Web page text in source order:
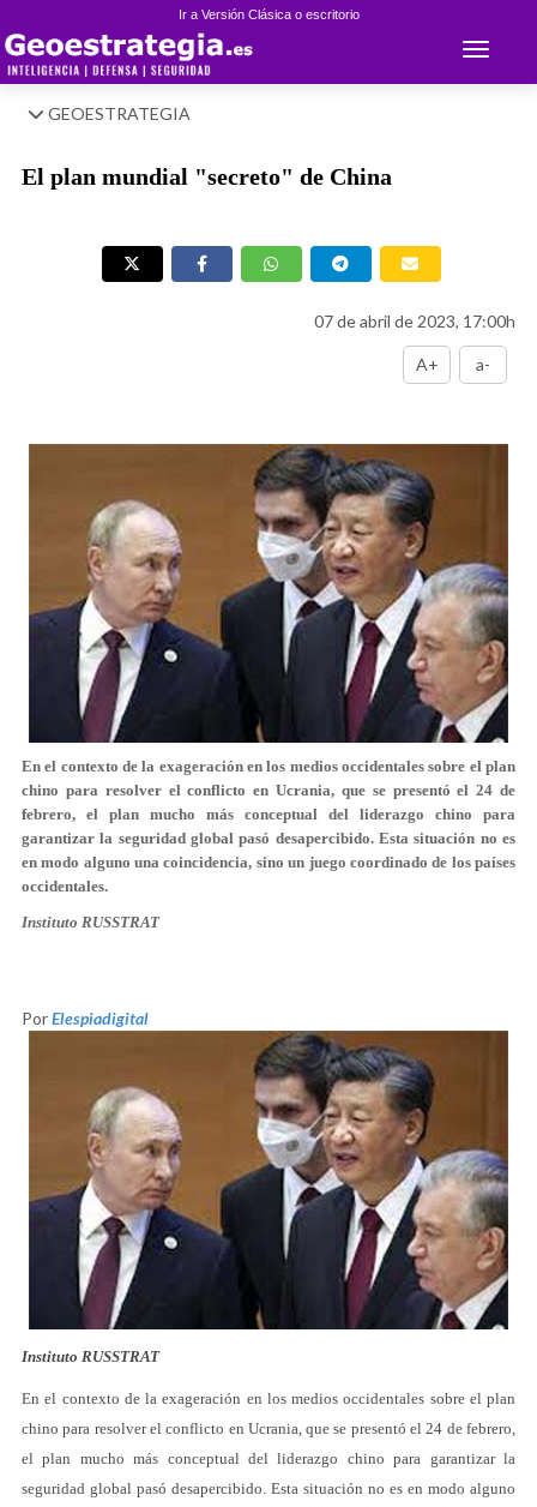
Ir a Versión Clásica o escritorio
Toggle
GEOESTRATEGIA
El plan mundial "secreto" de China
07 de abril de 2023, 17:00h
A+ a-
En el contexto de la exageración en los medios occidentales sobre el plan
chino para resolver el conflicto en Ucrania, que se presentó el 24 de
febrero, el plan mucho más conceptual del liderazgo chino para
garantizar la seguridad global pasó desapercibido. Esta situación no es
en modo alguno una coincidencia, sino un juego coordinado de los países
occidentales.
Instituto RUSSTRAT
PorElespiadigital
Instituto RUSSTRAT
En el contexto de la exageración en los medios occidentales sobre el plan
chino para resolver el conflicto en Ucrania, que se presentó el 24 de febrero,
el plan mucho más conceptual del liderazgo chino para garantizar la
seguridad global pasó desapercibido. Esta situación no es en modo alguno